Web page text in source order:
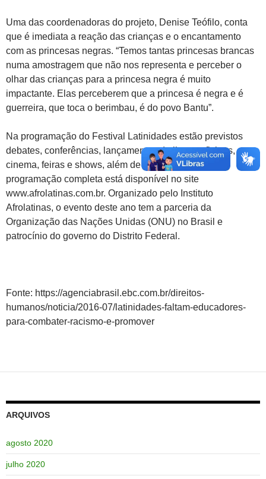
Uma das coordenadoras do projeto, Denise Teófilo, conta
que é imediata a reação das crianças e o encantamento
com as princesas negras. “Temos tantas princesas brancas
numa amostragem que não nos representa e perceber o
olhar das crianças para a princesa negra é muito
impactante. Elas perceberem que a princesa é negra e é
guerreira, que toca o berimbau, é do povo Bantu”.
Na programação do Festival Latinidades estão previstos
debates, conferências, lançamentos de livros, oficinas,
cinema, feiras e shows, além de outras atividades. A
programação completa está disponível no site
www.afrolatinas.com.br. Organizado pelo Instituto
Afrolatinas, o evento deste ano tem a parceria da
Organização das Nações Unidas (ONU) no Brasil e
patrocínio do governo do Distrito Federal.
Fonte: https://agenciabrasil.ebc.com.br/direitos-
humanos/noticia/2016-07/latinidades-faltam-educadores-
para-combater-racismo-e-promover
ARQUIVOS
agosto 2020
julho 2020